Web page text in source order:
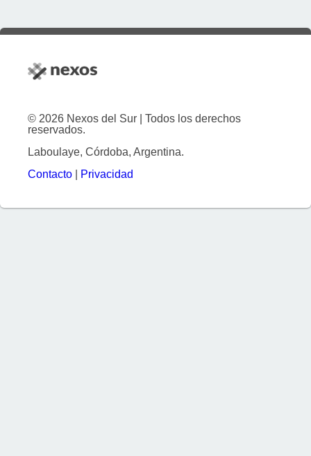
© 2026 Nexos del Sur | Todos los derechos
reservados.
Laboulaye, Córdoba, Argentina.
Contacto
Privacidad